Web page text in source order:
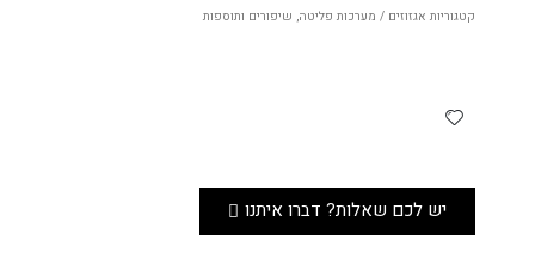
קטגוריות אגזוזים / מערכות פליטה, שיפורים ותוספות
יש לכם שאלות? דברו איתנו